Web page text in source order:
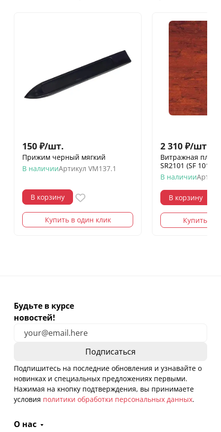
150 ₽/шт.
Прижим черный мягкий
В наличииАртикул VM137.1
В корзину
Купить в один клик
2 310 ₽/шт.
Витражная
SR2101 (SF 101)
В наличии
В корзину
Купить в
Будьте в курсе
новостей!
Подпишитесь на последние обновления и узнавайте о
новинках и специальных предложениях первыми.
Нажимая на кнопку подтверждения, вы принимаете
условия политики обработки персональных данных.
О нас